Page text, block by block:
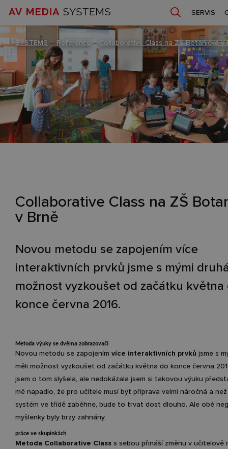
SERVIS
SYSTEMS – Reference – Collaborative Class na ZŠ Botanická v
Collaborative Class na ZŠ
v Brně
Novou metodu se zapojením více
interaktivních prvků jsme s mými
možnost vyzkoušet od začátku května
konce června 2016.
Metoda výuky se dvěma zobrazovači
Novou metodu se zapojením více interaktivních prvků jsme s
měli možnost vyzkoušet od začátku května do konce června
jsem o tom slyšela, ale nedokázala jsem si takovou výuku
mě napadlo, že pro učitele musí být příprava velmi náročná a
systém ve třídě zaběhne, bude to trvat dost dlouho. Ale obě
myšlenky byly brzy zahnány.
práce ve skupinkách
Metoda Collaborative Classs sebou přináší změnu v učitelově